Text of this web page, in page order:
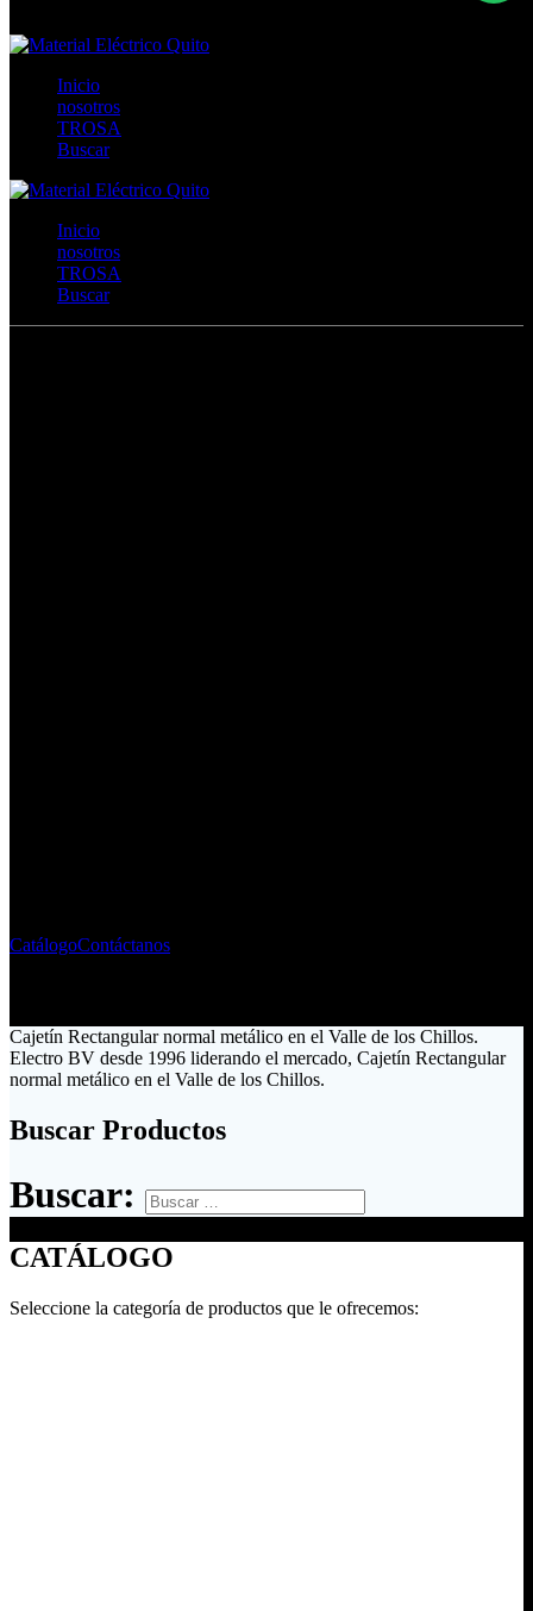
Inicio
nosotros
TROSA
Buscar
Inicio
nosotros
TROSA
Buscar
CatálogoContáctanos
Cajetín Rectangular normal metálico en el Valle de los Chillos.
Electro BV desde 1996 liderando el mercado, Cajetín Rectangular
normal metálico en el Valle de los Chillos.
Buscar Productos
Buscar:
CATÁLOGO
Seleccione la categoría de productos que le ofrecemos: